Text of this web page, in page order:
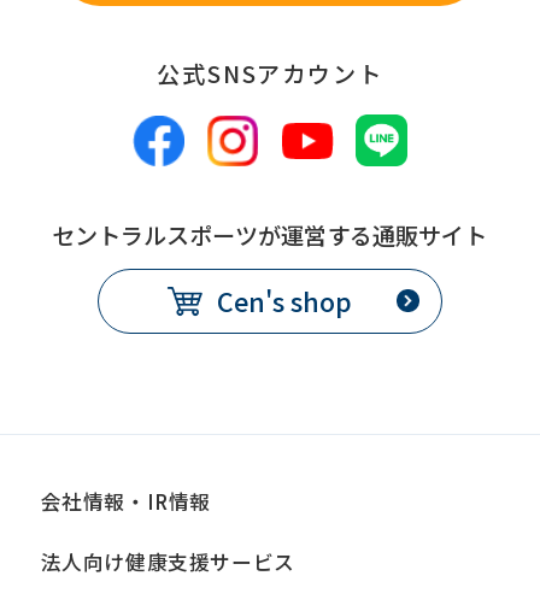
公式SNSアカウント
セントラルスポーツが運営する通販サイト
Cen's shop
会社情報・IR情報
法人向け健康支援サービス